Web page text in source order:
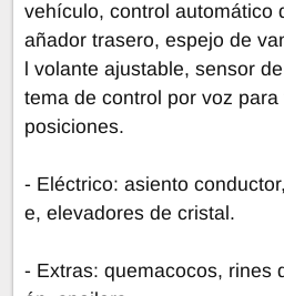
vehículo, control automático
añador trasero, espejo de
l volante ajustable, sensor
tema de control por voz
posiciones.
- Eléctrico: asiento
e, elevadores de cristal.
- Extras: quemacocos, rines